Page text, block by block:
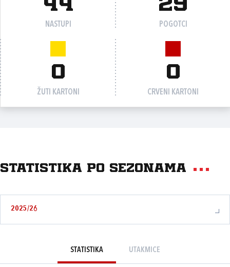
44
NASTUPI
29
POGOTCI
0
ŽUTI KARTONI
0
CRVENI KARTONI
Statistika po sezonama
2025/26
STATISTIKA UTAKMICE